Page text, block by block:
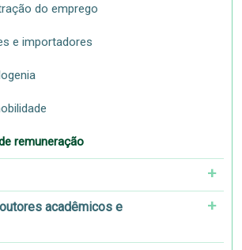
do emprego
e importadores
remuneração
acadêmicos e